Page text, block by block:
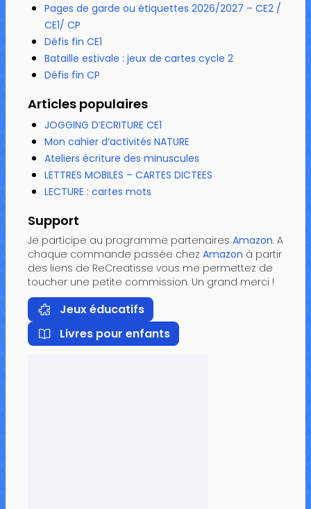
Pages de garde ou étiquettes 2026/2027 – CE2 /
CE1/ CP
Défis fin CE1
Bataille estivale : jeux de cartes cycle 2
Défis fin CP
Articles populaires
JOGGING D’ECRITURE CE1
Mon cahier d’activités NATURE
Ateliers écriture des minuscules
LETTRES MOBILES – CARTES DICTEES
LECTURE : cartes mots
Support
Je participe au programme partenaires Amazon. A
chaque commande passée chez Amazon à partir
des liens de ReCreatisse vous me permettez de
toucher une petite commission. Un grand merci !
Jeux éducatifs
Livres pour enfants